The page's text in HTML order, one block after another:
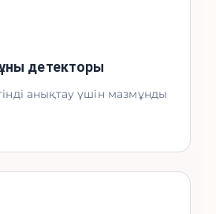
детекторы
анықтау үшін мазмұнды